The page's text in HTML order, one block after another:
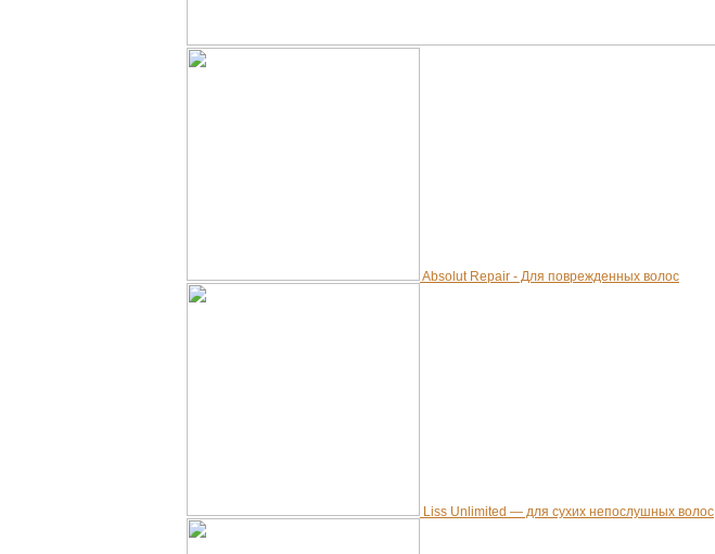
Absolut Repair - Для поврежденных волос
Liss Unlimited — для сухих непослушных волос